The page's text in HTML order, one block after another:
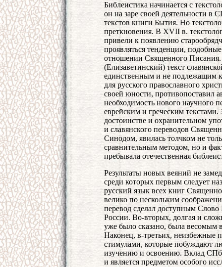
Библеистика начинается с
он на заре своей деятельности
текстов книги Бытия. Но
преткновения. В XVII в.
привели к появлению
проявляться тенденции,
отношении Священного
(Елизаветинский) текст
единственным и не подлежащим
для русского православного
своей юности, противопоставил
необходимость нового научного
еврейским и греческим
достоинстве и охранительном
и славянского переводов
Синодом, явилась толчком не
сравнительным методом, но и
пребывала отечественная
Результаты новых веяний не
среди которых первым следует
русский язык всех книг
велико по нескольким
перевод сделал доступным
России. Во-вторых, долгая и
уже было сказано, была весомым
Наконец, в-третьих, неизбежные
стимулами, которые побуждают
изучению и освоению. Вклад
и является предметом особого